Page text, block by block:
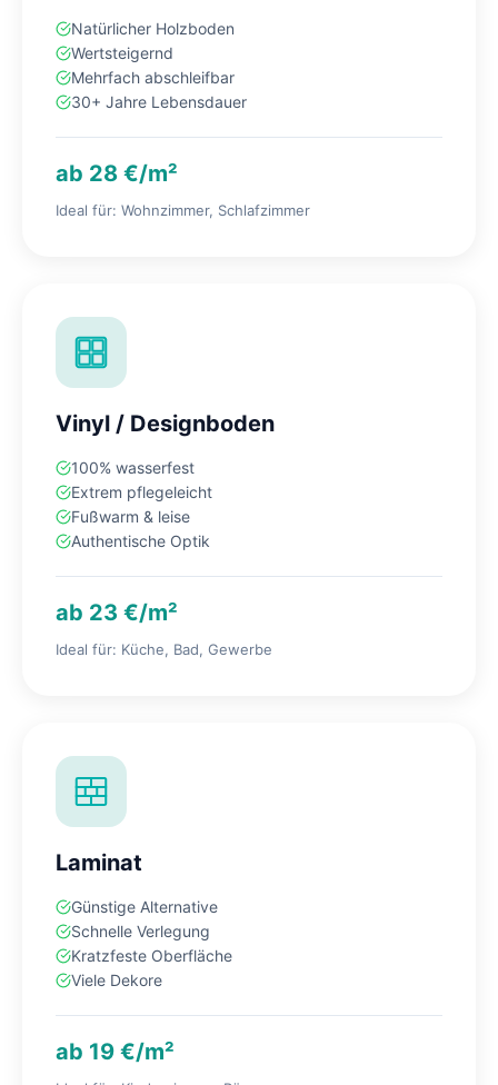
Natürlicher Holzboden
Wertsteigernd
Mehrfach abschleifbar
30+ Jahre Lebensdauer
ab 28 €/m²
Ideal für: Wohnzimmer, Schlafzimmer
Vinyl / Designboden
100% wasserfest
Extrem pflegeleicht
Fußwarm & leise
Authentische Optik
ab 23 €/m²
Ideal für: Küche, Bad, Gewerbe
Laminat
Günstige Alternative
Schnelle Verlegung
Kratzfeste Oberfläche
Viele Dekore
ab 19 €/m²